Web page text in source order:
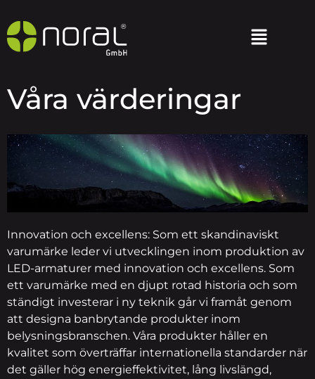
Våra värderingar
Innovation och excellens: Som ett skandinaviskt
varumärke leder vi utvecklingen inom produktion av
LED-armaturer med innovation och excellens. Som
ett varumärke med en djupt rotad historia och som
ständigt investerar i ny teknik går vi framåt genom
att designa banbrytande produkter inom
belysningsbranschen. Våra produkter håller en
kvalitet som överträffar internationella standarder när
det gäller hög energieffektivitet, lång livslängd,